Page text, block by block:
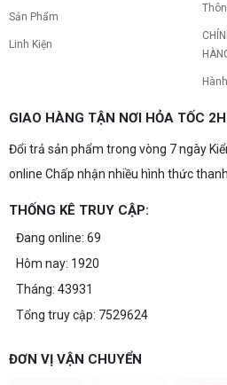
Sản Phẩm
Linh Kiện
GIAO HÀNG TẬN NƠI HỎA TỐC 2H
Đổi trả sản phẩm trong vòng 7 ngày
online Chấp nhận nhiều hình thức
THỐNG KÊ TRUY CẬP:
Đang online: 69
Hôm nay: 1920
Tháng: 43931
Tổng truy cập: 7529624
ĐƠN VỊ VẬN CHUYỂN